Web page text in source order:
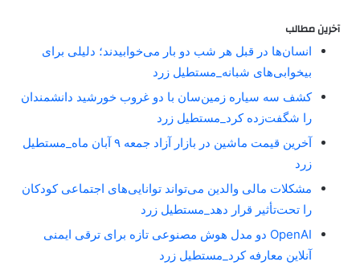
آخرین مطالب
انسان‌ها در قبل هر شب دو بار می‌خوابیدند؛ دلیلی برای
بیخوابی‌های شبانه_مستطیل زرد
کشف سه سیاره زمین‌سان با دو غروب خورشید دانشمندان
را شگفت‌زده کرد_مستطیل زرد
آخرین قیمت ماشین در بازار آزاد جمعه ۹ آبان ماه_مستطیل
زرد
مشکلات مالی والدین می‌تواند توانایی‌های اجتماعی کودکان
را تحت‌تأثیر قرار دهد_مستطیل زرد
OpenAI دو مدل هوش مصنوعی تازه برای ترقی ایمنی
آنلاین معارفه کرد_مستطیل زرد